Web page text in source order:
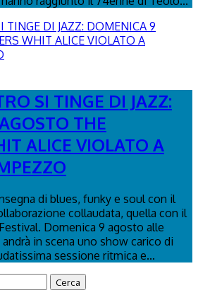
SI TINGE DI JAZZ:
THE
ALICE VIOLATO A
di blues, funky e soul con il
collaudata, quella con il
Domenica 9 agosto alle
in scena uno show carico di
sessione ritmica e...